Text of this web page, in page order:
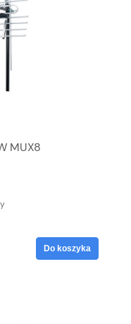
MUX8
Do koszyka